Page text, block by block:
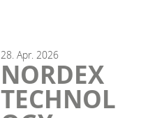
28. Apr. 2026
NORDEX
TECHNOL